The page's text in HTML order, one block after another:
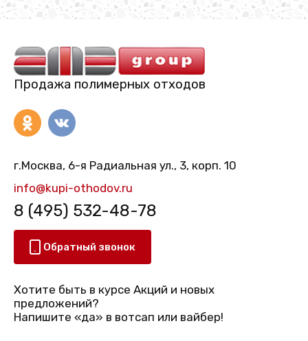
Продажа полимерных отходов
г.Москва, 6-я Радиальная ул., 3, корп. 10
info@kupi-othodov.ru
8 (495) 532-48-78
Обратный звонок
Хотите быть в курсе Акций и новых
предложений?
Напишите «да» в вотсап или вайбер!